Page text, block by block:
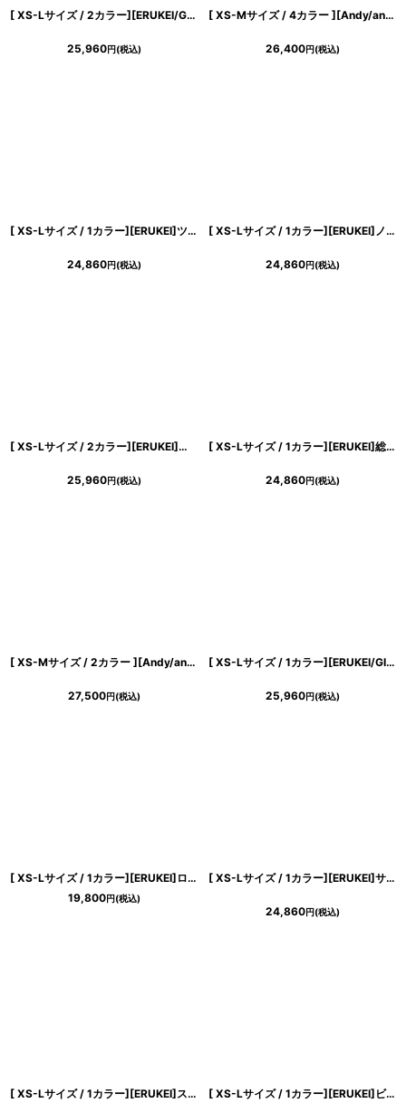
[ XS-Lサイズ / 2カラー][ERUKEI/GINZA COUTURE]チェック柄・ツイード・ノースリーブ・ビジューボタン・ポケット・Aライン・ミニドレス・ワンピース[送料無料]
25,960円(税込)
[ XS-Mサイズ / 4カラー ][Andy/an][an]ワンカラー・チェーン・バックリボン・袖あり・半袖・タイト・ミニドレス・キャバドレス《送料＆代引き手数料無料》
26,400円(税込)
[ XS-Lサイズ / 1カラー][ERUKEI]ツイード・リボン・スパンコール・フレア・Aライン・ノースリーブ・ミニドレス・ワンピース[山崎みどり着用][送料無料] mypk
24,860円(税込)
[ XS-Lサイズ / 1カラー][ERUKEI]ノースリーブ・総レース・シアー・リボン・Aライン・ミニドレス・ワンピース[送料無料]
24,860円(税込)
[ XS-Lサイズ / 2カラー][ERUKEI]スクエアネック・ケミカルレース・ビジューボタン・ティアード・Aライン・ミニドレス・ワンピース[送料無料]
25,960円(税込)
[ XS-Lサイズ / 1カラー][ERUKEI]総レース・ケミカルレース・ビジューボタン・ノースリーブ・タイト・ミニドレス・ワンピース[送料無料]
24,860円(税込)
[ XS-Mサイズ / 2カラー ][Andy/an][an]ダイヤ柄・ビジューボタン・Vネック・ジャガード・ストレッチ タイト・ミニドレス《送料＆代引き手数料無料》
27,500円(税込)
[ XS-Lサイズ / 1カラー][ERUKEI/GINZA COUTURE]バイカラー・ノースリーブ・フェイクポケット・ダブルボタン・襟・Vネック・タイト・ミニドレス・ワンピース[送料無料]
25,960円(税込)
[ XS-Lサイズ / 1カラー][ERUKEI]ロングスリーブ・カシュクール・プリント・ミニドレス・ワンピース[送料無料]
19,800円(税込)
[ XS-Lサイズ / 1カラー][ERUKEI]サテンジャガード・フロッキープリント・Vネック・ノースリーブ・裾プリーツ・Aライン・ミニドレス・ワンピース[送料無料][山崎みどり着用] myiv
24,860円(税込)
[ XS-Lサイズ / 1カラー][ERUKEI]ステッチ・Vネック・ノースリーブ・プリーツ・Aライン・ミニドレス・ワンピース[送料無料] [ XS-Lサイズ / 1カラー][ERUKEI]ビビットピンク・コサージュ・ベア・タイト・ミニドレス・ワンピース[山崎みどり着用][送料無料] mypk